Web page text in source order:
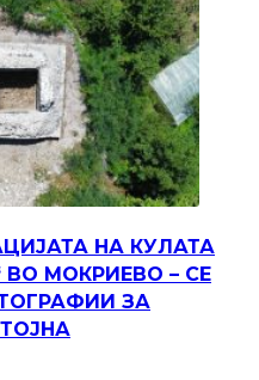
НА КУЛАТА
ВО МОКРИЕВО – СЕ
ЗА